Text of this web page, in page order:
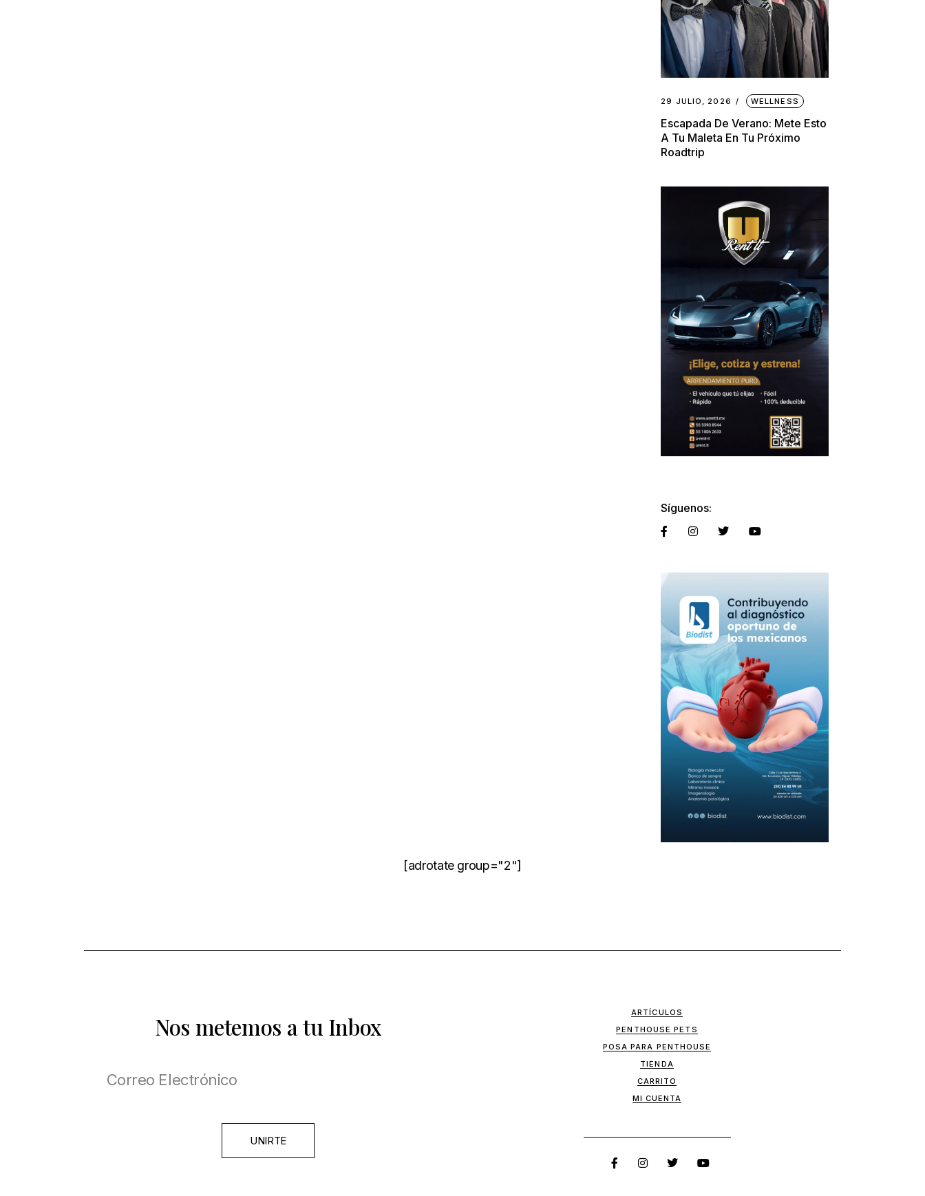
29 JULIO, 2026 WELLNESS
Escapada De Verano: Mete Esto
A Tu Maleta En Tu Próximo
Roadtrip
Síguenos:
[adrotate group="2"]
Nos metemos a tu Inbox
UNIRTE
ARTÍCULOS
PENTHOUSE PETS
POSA PARA PENTHOUSE
TIENDA
CARRITO
MI CUENTA